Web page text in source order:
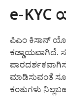
e-KYC
ಪಿಎಂ ಕಿಸಾನ್
ಕಡ್ಡಾಯವಾಗಿದೆ.
ಮಾಡಿಸುವಂತೆ
ಕಂತುಗಳು